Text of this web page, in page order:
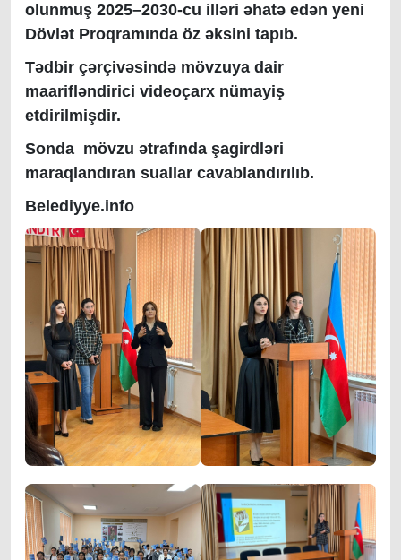
olunmuş 2025–2030-cu illəri əhatə edən yeni
Dövlət Proqramında öz əksini tapıb.
Tədbir çərçivəsində mövzuya dair
maarifləndirici videoçarx nümayiş
etdirilmişdir.
Sonda mövzu ətrafında şagirdləri
maraqlandıran suallar cavablandırılıb.
Belediyye.info